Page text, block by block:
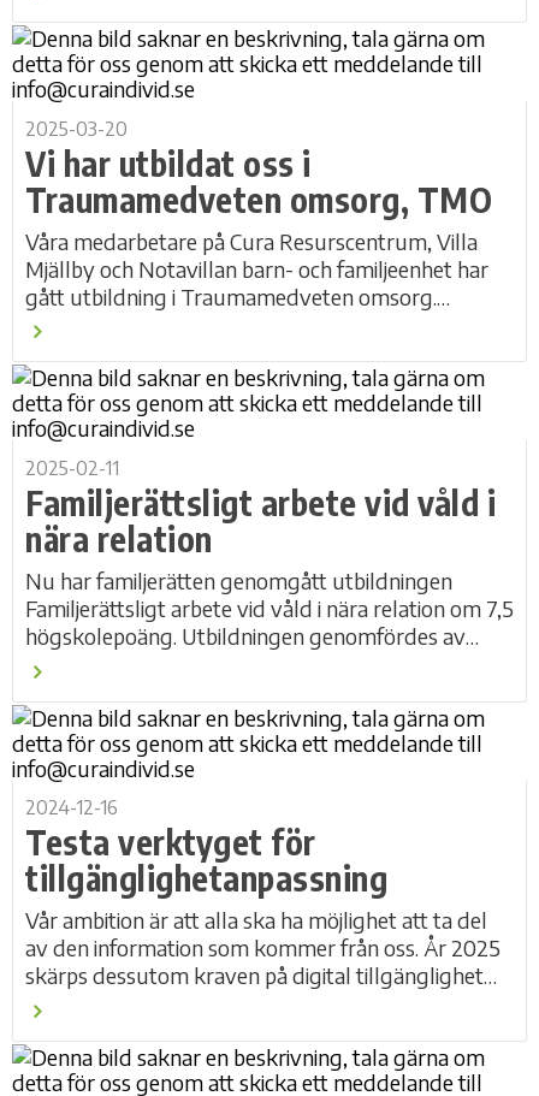
2025-03-20
Vi har utbildat oss i
Traumamedveten omsorg, TMO
Våra medarbetare på Cura Resurscentrum, Villa
Mjällby och Notavillan barn- och familjeenhet har
gått utbildning i Traumamedveten omsorg.
Traumaförståelse bygger på tre pelare –
2025-02-11
Familjerättsligt arbete vid våld i
nära relation
Nu har familjerätten genomgått utbildningen
Familjerättsligt arbete vid våld i nära relation om 7,5
högskolepoäng. Utbildningen genomfördes av
Marie Cederschiölds högskola och är framtagen...
2024-12-16
Testa verktyget för
tillgänglighetanpassning
Vår ambition är att alla ska ha möjlighet att ta del
av den information som kommer från oss. År 2025
skärps dessutom kraven på digital tillgänglighet
hos myndigheter och samhällsviktiga...